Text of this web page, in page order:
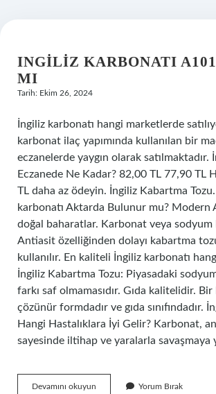
INGILIZ KARBONATI
MI
Tarih: Ekim 26, 2024
İngiliz karbonatı hangi marketlerde
karbonat ilaç yapımında kullanılan bir
eczanelerde yaygın olarak satılmaktadır.
Eczanede Ne Kadar? 82,00 TL 77,90 TL
TL daha az ödeyin. İngiliz Kabartma
karbonatı Aktarda Bulunur mu? Modern
doğal baharatlar. Karbonat veya
Antiasit özelliğinden dolayı kabartma
kullanılır. En kaliteli İngiliz karbonatı
İngiliz Kabartma Tozu: Piyasadaki
farkı saf olmamasıdır. Gıda kalitelidir.
çözünür formdadır ve gıda sınıfındadır.
Hangi Hastalıklara İyi Gelir? Karbonat,
sayesinde iltihap ve yaralarla savaşmaya
Devamını okuyun Yorum Bırak